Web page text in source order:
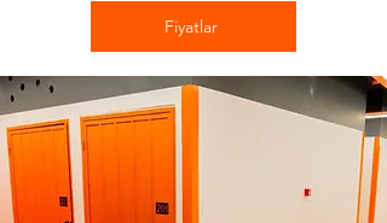
Fiyatlar